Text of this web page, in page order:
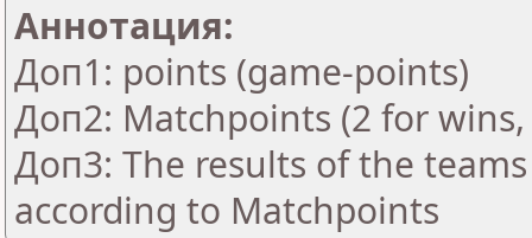
Аннотация:
Доп1: points (game-points)
Доп2: Matchpoints (2 for
Доп3: The results of the
according to Matchpoints